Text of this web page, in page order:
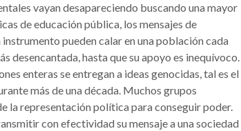
vayan desapareciendo buscando una mayor
de educación pública, los mensajes de
pueden calar en una población cada
desencantada, hasta que su apoyo es inequívoco.
enteras se entregan a ideas genocidas, tal es el
más de una década. Muchos grupos
la representación política para conseguir poder.
con efectividad su mensaje a una sociedad